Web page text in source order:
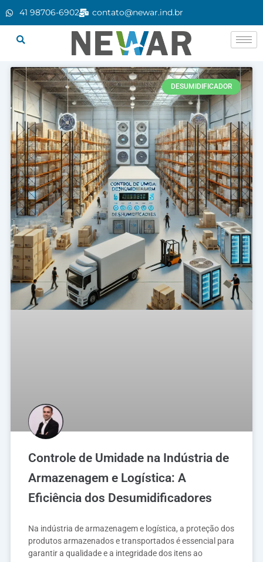
41 98706-6902 contato@newar.ind.br
DESUMIDIFICADOR
Controle de Umidade na Indústria de
Armazenagem e Logística: A
Eficiência dos Desumidificadores
Na indústria de armazenagem e logística, a proteção dos
produtos armazenados e transportados é essencial para
garantir a qualidade e a integridade dos itens ao